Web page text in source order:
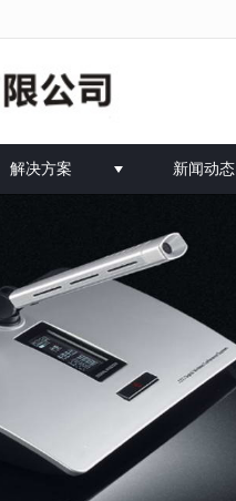
解决方案 新闻动态